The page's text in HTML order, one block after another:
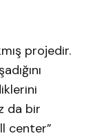
projedir.
da bir
center”